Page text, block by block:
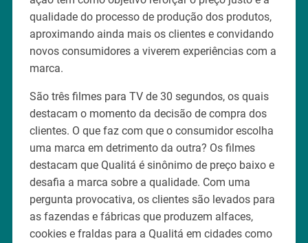
qualidade do processo de produção dos produtos,
aproximando ainda mais os clientes e convidando
novos consumidores a viverem experiências com a
marca.
São três filmes para TV de 30 segundos, os quais
destacam o momento da decisão de compra dos
clientes. O que faz com que o consumidor escolha
uma marca em detrimento da outra? Os filmes
destacam que Qualitá é sinônimo de preço baixo e
desafia a marca sobre a qualidade. Com uma
pergunta provocativa, os clientes são levados para
as fazendas e fábricas que produzem alfaces,
cookies e fraldas para a Qualitá em cidades como